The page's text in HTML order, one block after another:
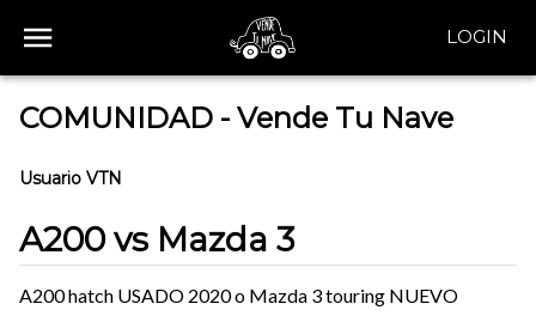
LOGIN
COMUNIDAD - Vende Tu Nave
Usuario VTN
A200 vs Mazda 3
A200 hatch USADO 2020 o Mazda 3 touring NUEVO